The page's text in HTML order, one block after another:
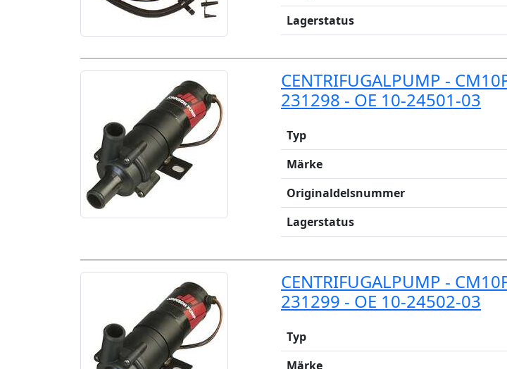
Lagerstatus
CENTRIFUGALPUMP -
231298 - OE 10-24501-03
Typ
Märke
Originaldelsnummer
Lagerstatus
CENTRIFUGALPUMP -
231299 - OE 10-24502-03
Typ
Märke